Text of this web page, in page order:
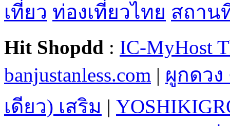
เที่ยว ท่องเที่ยวไทย สถาน
Hit Shopdd : IC-MyHost
banjustanless.com | ผูกดวง
เดียว) เสริม |